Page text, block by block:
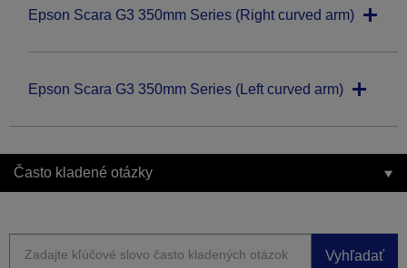
Epson Scara G3 350mm Series (Right curved arm)
Epson Scara G3 350mm Series (Left curved arm)
Často kladené otázky
Vyhľadať